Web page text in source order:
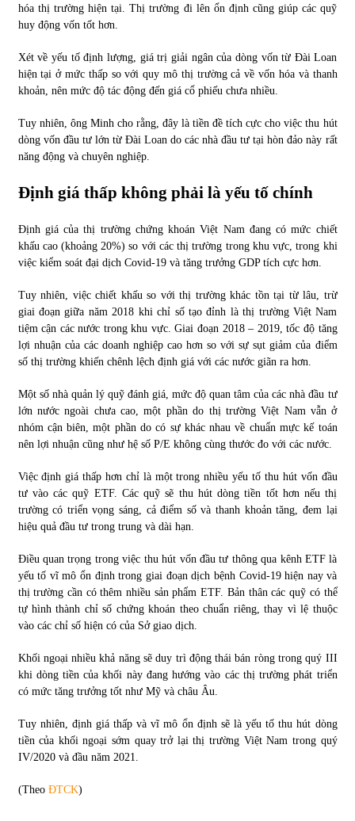
hóa thị trường hiện tại. Thị trường đi lên ổn định cũng giúp các quỹ
huy động vốn tốt hơn.
Xét về yếu tố định lượng, giá trị giải ngân của dòng vốn từ Đài Loan
hiện tại ở mức thấp so với quy mô thị trường cả về vốn hóa và thanh
khoản, nên mức độ tác động đến giá cổ phiếu chưa nhiều.
Tuy nhiên, ông Minh cho rằng, đây là tiền đề tích cực cho việc thu hút
dòng vốn đầu tư lớn từ Đài Loan do các nhà đầu tư tại hòn đảo này rất
năng động và chuyên nghiệp.
Định giá thấp không phải là yếu tố chính
Định giá của thị trường chứng khoán Việt Nam đang có mức chiết
khấu cao (khoảng 20%) so với các thị trường trong khu vực, trong khi
việc kiểm soát đại dịch Covid-19 và tăng trưởng GDP tích cực hơn.
Tuy nhiên, việc chiết khấu so với thị trường khác tồn tại từ lâu, trừ
giai đoạn giữa năm 2018 khi chỉ số tạo đỉnh là thị trường Việt Nam
tiệm cận các nước trong khu vực. Giai đoạn 2018 – 2019, tốc độ tăng
lợi nhuận của các doanh nghiệp cao hơn so với sự sụt giảm của điểm
số thị trường khiến chênh lệch định giá với các nước giãn ra hơn.
Một số nhà quản lý quỹ đánh giá, mức độ quan tâm của các nhà đầu tư
lớn nước ngoài chưa cao, một phần do thị trường Việt Nam vẫn ở
nhóm cận biên, một phần do có sự khác nhau về chuẩn mực kế toán
nên lợi nhuận cũng như hệ số P/E không cùng thước đo với các nước.
Việc định giá thấp hơn chỉ là một trong nhiều yếu tố thu hút vốn đầu
tư vào các quỹ ETF. Các quỹ sẽ thu hút dòng tiền tốt hơn nếu thị
trường có triển vọng sáng, cả điểm số và thanh khoản tăng, đem lại
hiệu quả đầu tư trong trung và dài hạn.
Điều quan trọng trong việc thu hút vốn đầu tư thông qua kênh ETF là
yếu tố vĩ mô ổn định trong giai đoạn dịch bệnh Covid-19 hiện nay và
thị trường cần có thêm nhiều sản phẩm ETF. Bản thân các quỹ có thể
tự hình thành chỉ số chứng khoán theo chuẩn riêng, thay vì lệ thuộc
vào các chỉ số hiện có của Sở giao dịch.
Khối ngoại nhiều khả năng sẽ duy trì động thái bán ròng trong quý III
khi dòng tiền của khối này đang hướng vào các thị trường phát triển
có mức tăng trưởng tốt như Mỹ và châu Âu.
Tuy nhiên, định giá thấp và vĩ mô ổn định sẽ là yếu tố thu hút dòng
tiền của khối ngoại sớm quay trở lại thị trường Việt Nam trong quý
IV/2020 và đầu năm 2021.
(Theo ĐTCK)